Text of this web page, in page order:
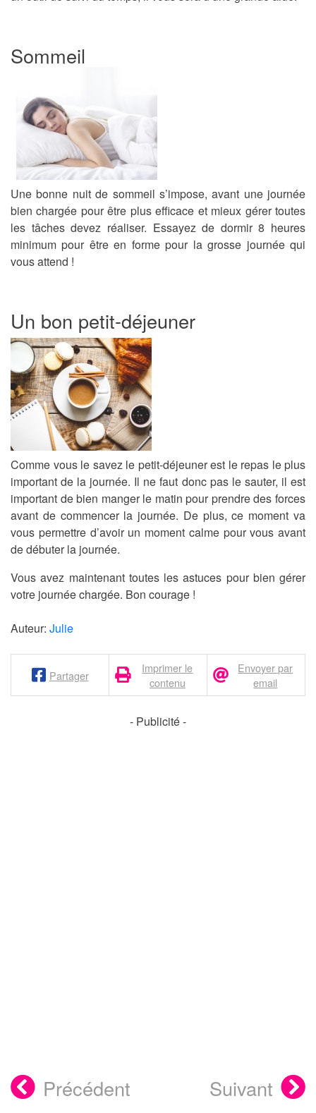
Sommeil
Une bonne nuit de sommeil s’impose, avant une journée
bien chargée pour être plus efficace et mieux gérer toutes
les tâches devez réaliser. Essayez de dormir 8 heures
minimum pour être en forme pour la grosse journée qui
vous attend !
Un bon petit-déjeuner
Comme vous le savez le petit-déjeuner est le repas le plus
important de la journée. Il ne faut donc pas le sauter, il est
important de bien manger le matin pour prendre des forces
avant de commencer la journée. De plus, ce moment va
vous permettre d’avoir un moment calme pour vous avant
de débuter la journée.
Vous avez maintenant toutes les astuces pour bien gérer
votre journée chargée. Bon courage !
Auteur: Julie
Partager
Imprimer le
contenu
Envoyer par
email
- Publicité -
Précédent Suivant